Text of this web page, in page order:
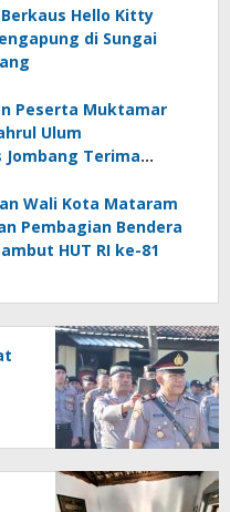
Hello Kitty
di Sungai
Peserta Muktamar
Ulum
Terima
Wali Kota Mataram
Pembagian Bendera
HUT RI ke-81